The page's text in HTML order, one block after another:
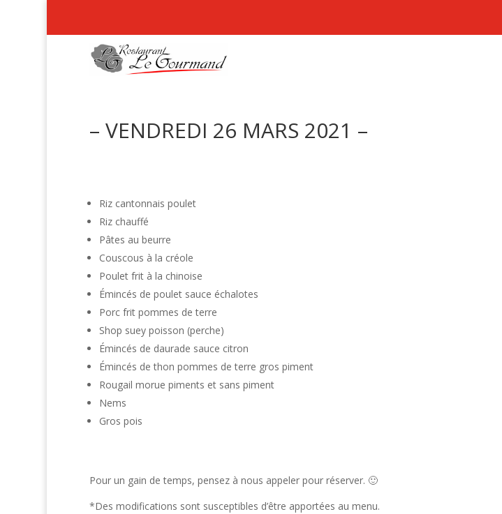
– VENDREDI 26 MARS 2021 –
Riz cantonnais poulet
Riz chauffé
Pâtes au beurre
Couscous à la créole
Poulet frit à la chinoise
Émincés de poulet sauce échalotes
Porc frit pommes de terre
Shop suey poisson (perche)
Émincés de daurade sauce citron
Émincés de thon pommes de terre gros piment
Rougail morue piments et sans piment
Nems
Gros pois
Pour un gain de temps, pensez à nous appeler pour réserver. 🙂
*Des modifications sont susceptibles d’être apportées au menu.